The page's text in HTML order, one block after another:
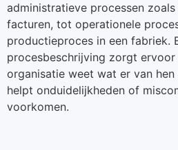
administratieve processen
facturen, tot operationele
productieproces in een fabriek.
procesbeschrijving zorgt
organisatie weet wat er van
helpt onduidelijkheden of
voorkomen.